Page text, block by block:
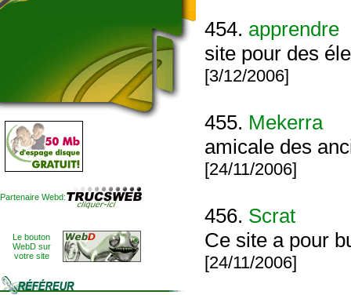
Partenaire Webd:
Le bouton
WebD sur
votre site
454. apprendre
site pour des
[3/12/2006]
455. Mekerra
amicale des
[24/11/2006]
456. Scrat
Ce site a pour
[24/11/2006]